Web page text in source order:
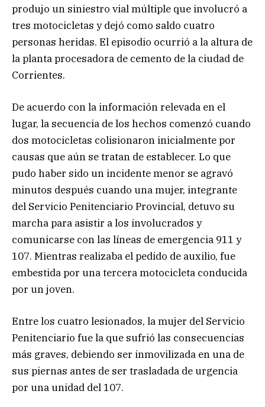
produjo un siniestro vial múltiple que involucró a
tres motocicletas y dejó como saldo cuatro
personas heridas. El episodio ocurrió a la altura de
la planta procesadora de cemento de la ciudad de
Corrientes.
De acuerdo con la información relevada en el
lugar, la secuencia de los hechos comenzó cuando
dos motocicletas colisionaron inicialmente por
causas que aún se tratan de establecer. Lo que
pudo haber sido un incidente menor se agravó
minutos después cuando una mujer, integrante
del Servicio Penitenciario Provincial, detuvo su
marcha para asistir a los involucrados y
comunicarse con las líneas de emergencia 911 y
107. Mientras realizaba el pedido de auxilio, fue
embestida por una tercera motocicleta conducida
por un joven.
Entre los cuatro lesionados, la mujer del Servicio
Penitenciario fue la que sufrió las consecuencias
más graves, debiendo ser inmovilizada en una de
sus piernas antes de ser trasladada de urgencia
por una unidad del 107.